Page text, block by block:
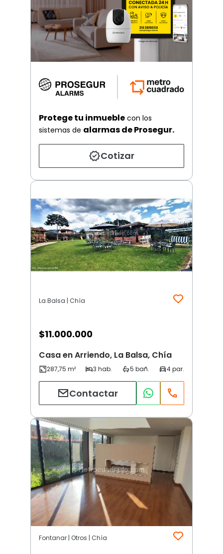
Protege tu inmueble con los
sistemas de alarmas de Prosegur.
Cotizar
La Balsa | Chía
$11.000.000
Casa en Arriendo, La Balsa, Chía
Contactar
Fontanar | Otros | Chía